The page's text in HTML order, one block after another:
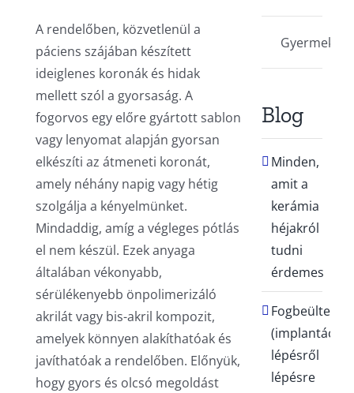
A rendelőben, közvetlenül a
páciens szájában készített
ideiglenes koronák és hidak
mellett szól a gyorsaság. A
fogorvos egy előre gyártott sablon
vagy lenyomat alapján gyorsan
elkészíti az átmeneti koronát,
amely néhány napig vagy hétig
szolgálja a kényelmünket.
Mindaddig, amíg a végleges pótlás
el nem készül. Ezek anyaga
általában vékonyabb,
sérülékenyebb önpolimerizáló
akrilát vagy bis-akril kompozit,
amelyek könnyen alakíthatóak és
javíthatóak a rendelőben. Előnyük,
hogy gyors és olcsó megoldást
Blog
Minden,
amit a
kerámia
héjakról
tudni
érdemes
Fogbeültetés
(implantáció)
lépésről
lépésre